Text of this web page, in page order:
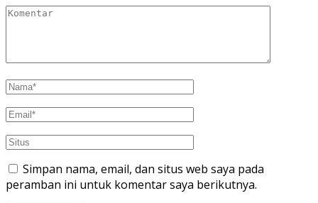
Simpan nama, email, dan situs web saya pada
peramban ini untuk komentar saya berikutnya.